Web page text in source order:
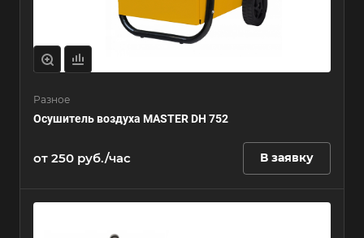
Разное
Осушитель воздуха MASTER DH 752
от 250 руб./час В заявку